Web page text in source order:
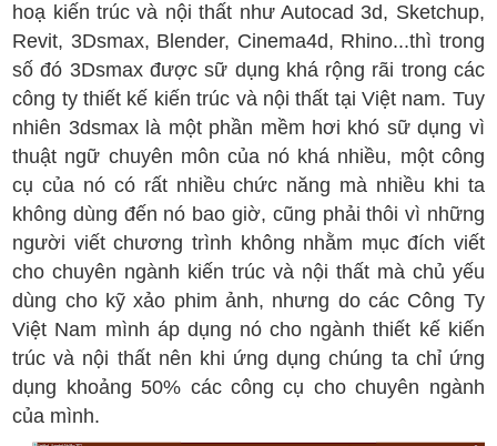
hoạ kiến trúc và nội thất như Autocad 3d, Sketchup,
Revit, 3Dsmax, Blender, Cinema4d, Rhino...thì trong
số đó 3Dsmax được sữ dụng khá rộng rãi trong các
công ty thiết kế kiến trúc và nội thất tại Việt nam. Tuy
nhiên 3dsmax là một phần mềm hơi khó sữ dụng vì
thuật ngữ chuyên môn của nó khá nhiều, một công
cụ của nó có rất nhiều chức năng mà nhiều khi ta
không dùng đến nó bao giờ, cũng phải thôi vì những
người viết chương trình không nhằm mục đích viết
cho chuyên ngành kiến trúc và nội thất mà chủ yếu
dùng cho kỹ xảo phim ảnh, nhưng do các Công Ty
Việt Nam mình áp dụng nó cho ngành thiết kế kiến
trúc và nội thất nên khi ứng dụng chúng ta chỉ ứng
dụng khoảng 50% các công cụ cho chuyên ngành
của mình.